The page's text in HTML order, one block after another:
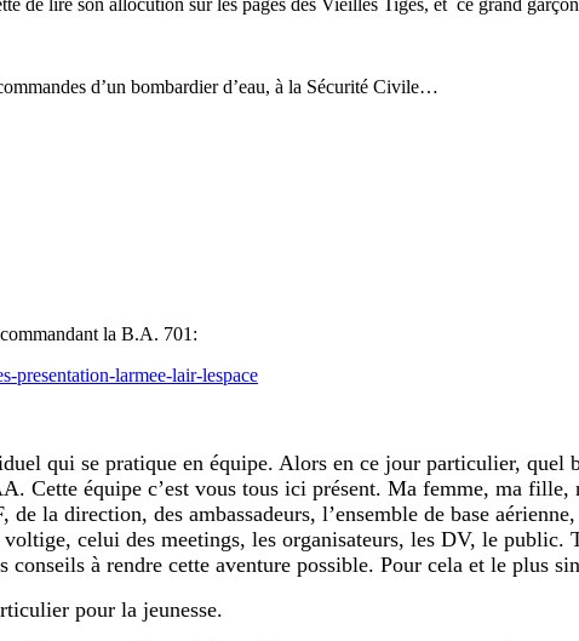
de lire son allocution sur les pages des Vieilles Tiges, et ce grand
d’un bombardier d’eau, à la Sécurité Civile…
la B.A. 701:
presentation-larmee-lair-lespace
qui se pratique en équipe. Alors en ce jour particulier, quel
Cette équipe c’est vous tous ici présent. Ma femme, ma
la direction, des ambassadeurs, l’ensemble de base
celui des meetings, les organisateurs, les DV, le
conseils à rendre cette aventure possible. Pour cela et le plus
pour la jeunesse.